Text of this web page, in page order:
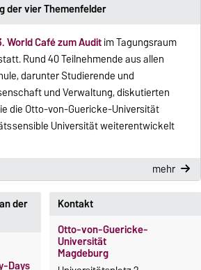
der vier Themenfelder
World Café zum Auditim Tagungsraum
Rund 40 Teilnehmende aus allen
darunter Studierende und
und Verwaltung, diskutierten
die Otto-von-Guericke-Universität
Universität weiterentwickelt
mehr
Kontakt
Otto-von-Guericke-
Universität
Magdeburg
der
Days